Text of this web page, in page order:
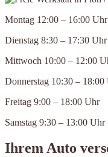
Montag 12:00 – 16:00 Uhr
Dienstag 8:30 – 17:30 Uhr
Mittwoch 10:00 – 12:00
Donnerstag 10:30 – 18:00
Freitag 9:00 – 18:00 Uhr
Samstag 9:30 – 13:00 Uhr
Ihrem Auto